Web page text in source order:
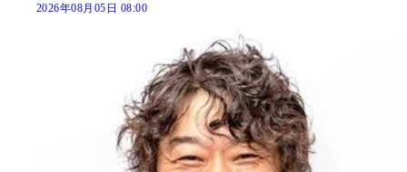
2026年08月05日 08:00